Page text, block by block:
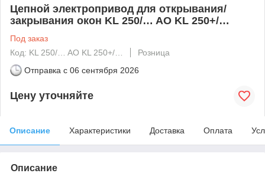
Цепной электропривод для открывания/
закрывания окон KL 250/… AO KL 250+/…
Под заказ
Код: KL 250/… AO KL 250+/…
Розница
Отправка с 06 сентября 2026
Цену уточняйте
Описание Характеристики Доставка Оплата
Описание